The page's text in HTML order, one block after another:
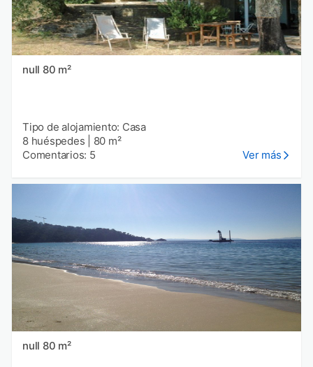
null 80 m²
Tipo de alojamiento: Casa
8 huéspedes
80 m²
Comentarios: 5
Ver más
null 80 m²